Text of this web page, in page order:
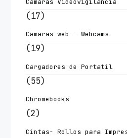
(17)
Camaras web - Webcams
(19)
Cargadores de Portatil
(55)
Chromebooks
(2)
Cintas- Rollos para